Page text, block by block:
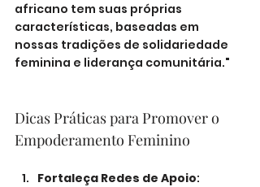
africano tem suas próprias
características, baseadas em
nossas tradições de solidariedade
feminina e liderança comunitária."
Dicas Práticas para Promover o
Empoderamento Feminino
Fortaleça Redes de Apoio: